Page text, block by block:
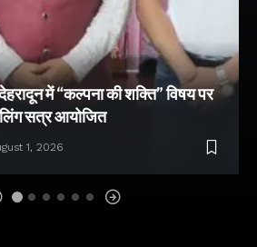
में “कल्पना की शक्ति” विषय पर
सत्र आयोजित
1, 2026